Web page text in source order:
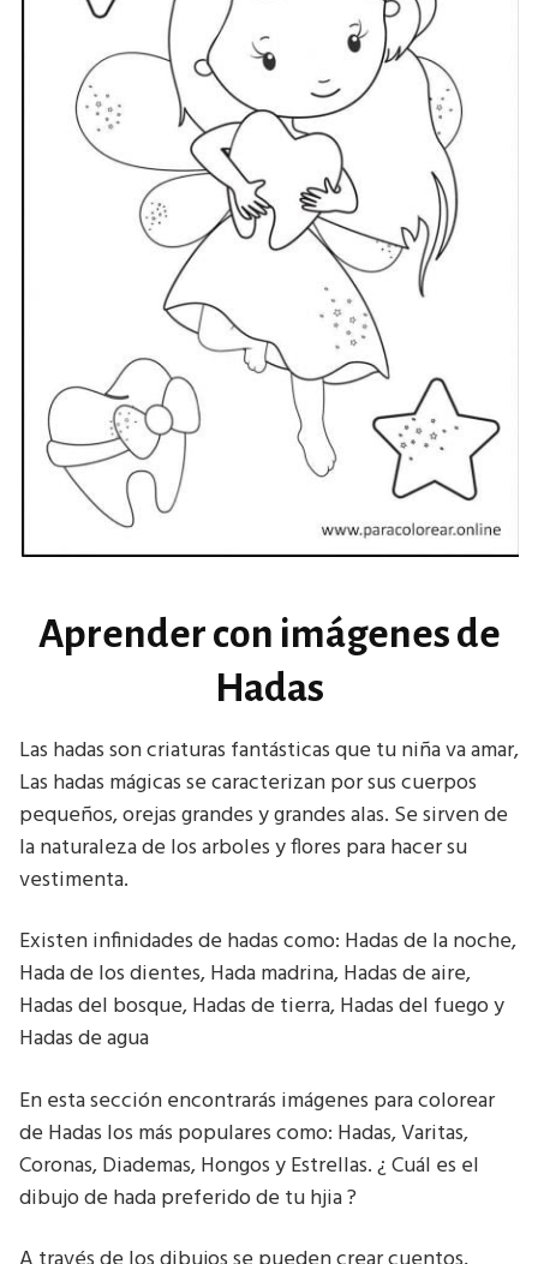
Aprender con imágenes de
Hadas
Las hadas son criaturas fantásticas que tu niña va amar,
Las hadas mágicas se caracterizan por sus cuerpos
pequeños, orejas grandes y grandes alas. Se sirven de
la naturaleza de los arboles y flores para hacer su
vestimenta.
Existen infinidades de hadas como: Hadas de la noche,
Hada de los dientes, Hada madrina, Hadas de aire,
Hadas del bosque, Hadas de tierra, Hadas del fuego y
Hadas de agua
En esta sección encontrarás imágenes para colorear
de Hadas los más populares como: Hadas, Varitas,
Coronas, Diademas, Hongos y Estrellas. ¿ Cuál es el
dibujo de hada preferido de tu hjia ?